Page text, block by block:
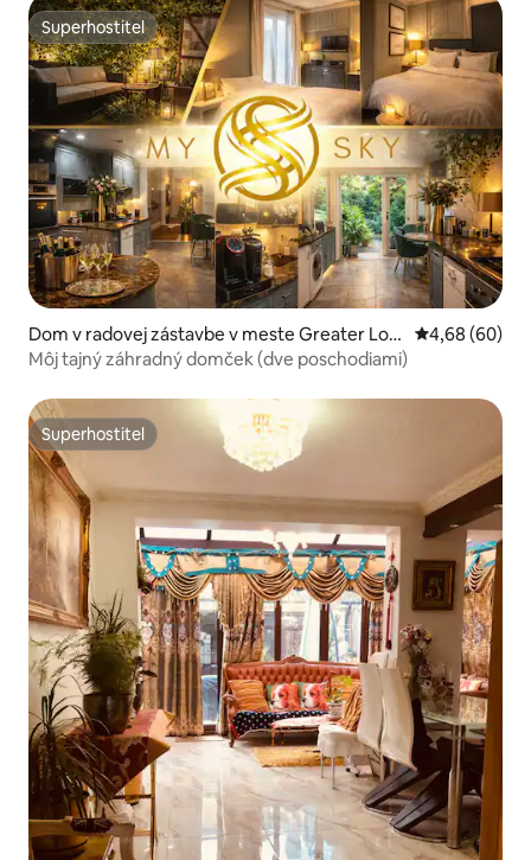
Superhostiteľ
Superhostiteľ
Dom v radovej zástavbe v meste Greater Lon
don
Priemerné
4,68 (60)
Môj tajný záhradný domček (dve poschodiami)
Superhostiteľ
Superhostiteľ